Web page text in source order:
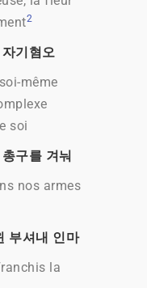
2
기혐오
même
soi
구를 겨눠
nos armes
부셔내 인마
la